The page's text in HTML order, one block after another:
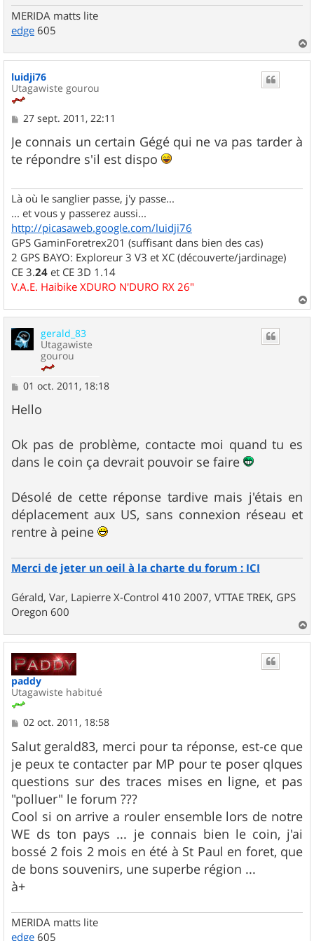
MERIDA matts lite
edge 605
a
u
luidji76
Utagawiste gourou
M
s
s
a
27 sept. 2011, 22:11
Je connais un certain Gégé qui ne va pas tarder à
te répondre s'il est dispo
Là où le sanglier passe, j'y passe...
... et vous y passerez aussi...
http://picasaweb.google.com/luidji76
GPS GaminForetrex201 (suffisant dans bien des cas)
2 GPS BAYO: Exploreur 3 V3 et XC (découverte/jardinage)
CE 3.24 et CE 3D 1.14
V.A.E. Haibike XDURO N'DURO RX 26"
a
gerald_83
Utagawiste
gourou
M
s
s
g
e
01 oct. 2011, 18:18
Hello
Ok pas de problème, contacte moi quand tu es
dans le coin ça devrait pouvoir se faire
Désolé de cette réponse tardive mais j'étais en
déplacement aux US, sans connexion réseau et
rentre à peine
Merci de jeter un oeil à la charte du forum : ICI
Gérald, Var, Lapierre X-Control 410 2007, VTTAE TREK, GPS
Oregon 600
a
paddy
Utagawiste habitué
M
s
s
a
g
e
02 oct. 2011, 18:58
Salut gerald83, merci pour ta réponse, est-ce que
je peux te contacter par MP pour te poser qlques
questions sur des traces mises en ligne, et pas
"polluer" le forum ???
Cool si on arrive a rouler ensemble lors de notre
WE ds ton pays ... je connais bien le coin, j'ai
bossé 2 fois 2 mois en été à St Paul en foret, que
de bons souvenirs, une superbe région ...
à+
MERIDA matts lite
edge 605